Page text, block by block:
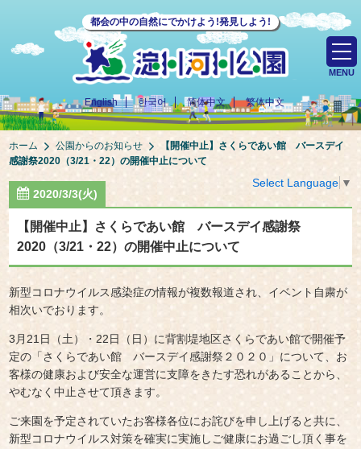
都会の中の自然にでかけよう!発見しよう!
English 한국어 简体中文 繁体中文
MENU
ホーム 公園からのお知らせ
【開催中止】さくらであい館 バースデイ
感謝祭2020（3/21・22）の開催中止について
Select Language ▼
2020/3/3(火)
【開催中止】さくらであい館 バースデイ感謝祭
2020（3/21・22）の開催中止について
新型コロナウイルス感染症の情報が複数報道され、イベント自粛が
相次いでおります。
3月21日（土）・22日（日）に背割堤地区さくらであい館で開催予
定の「さくらであい館 バースデイ感謝祭２０２０」について、お
客様の健康および安全な運営に支障をきたす恐れがあることから、
やむなく中止させて頂きます。
ご来園を予定されていたお客様各位にお詫びを申し上げると共に、
新型コロナウイルス対策を確実に実施しご健康にお過ごし頂く事を